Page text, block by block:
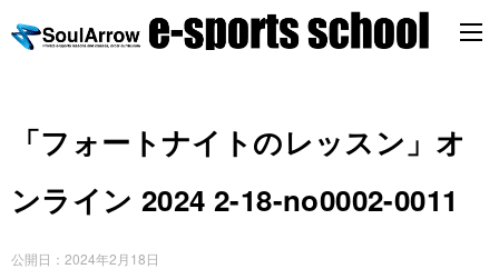
「フォートナイトのレッスン」オ
ンライン 2024 2-18-no0002-0011
公開日： 2024年2月18日